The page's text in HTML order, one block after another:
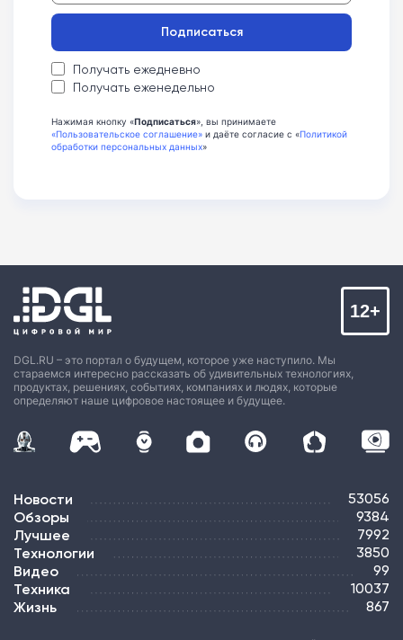
Получать ежедневно
Получать еженедельно
Подписаться
Нажимая кнопку «Подписаться», вы принимаете
«Пользовательское соглашение» и даёте согласие с «Политикой
обработки персональных данных»
DGL.RU – это портал о будущем, которое уже наступило. Мы
стараемся интересно рассказать об удивительных технологиях,
продуктах, решениях, событиях, компаниях и людях, которые
определяют наше цифровое настоящее и будущее.
12+
Новости 53056
Обзоры 9384
Лучшее 7992
Технологии 3850
Видео 99
Техника 10037
Жизнь 867